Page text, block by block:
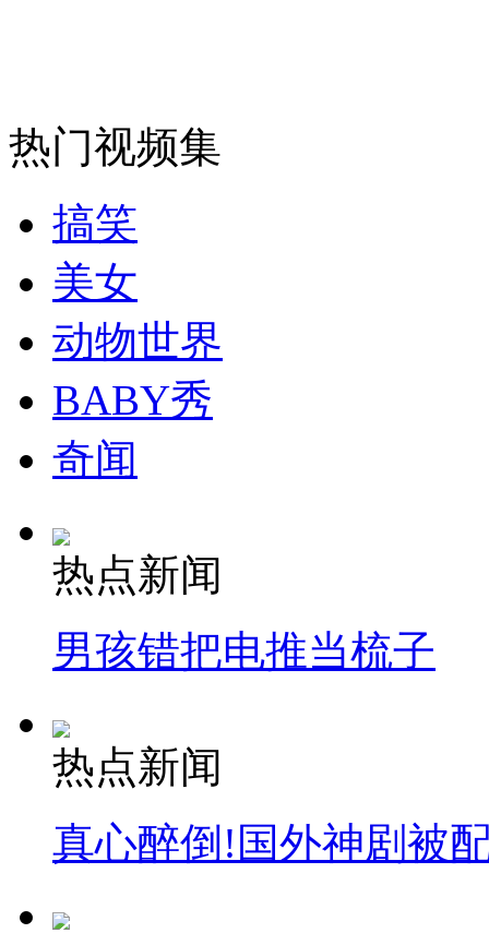
消防员救轻生者 花炮节热闹非凡
纽约上演“枕头大战”
热门视频集
搞笑
美女
动物世界
BABY秀
奇闻
热点新闻
男孩错把电推当梳子
热点新闻
真心醉倒!国外神剧被